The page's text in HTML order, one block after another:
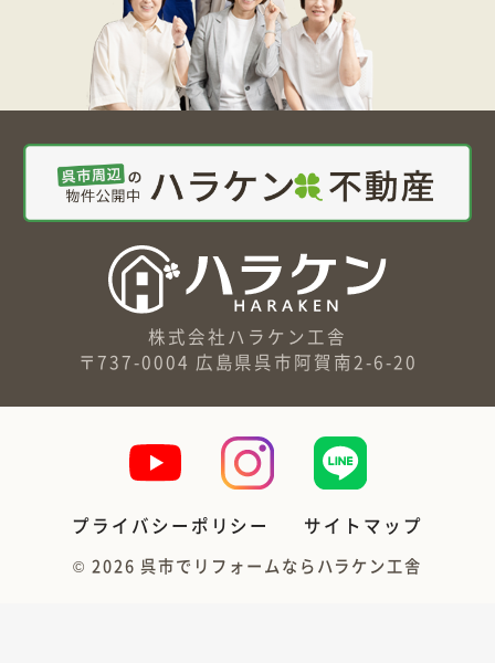
株式会社ハラケン工舎
〒737-0004 広島県呉市阿賀南2-6-20
プライバシーポリシー サイトマップ
© 2026呉市でリフォームならハラケン工舎